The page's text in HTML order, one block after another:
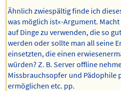
Ähnlich zwiespältig finde ich
was möglich ist«-Argument.
auf Dinge zu verwenden, die so
werden oder sollte man all seine
einsetzten, die einen
würden? Z. B. Server offline
Missbrauchsopfer und Pädophile
ermöglichen etc. pp.